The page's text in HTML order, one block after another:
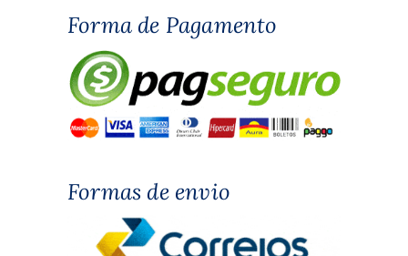
Forma de Pagamento
Formas de envio